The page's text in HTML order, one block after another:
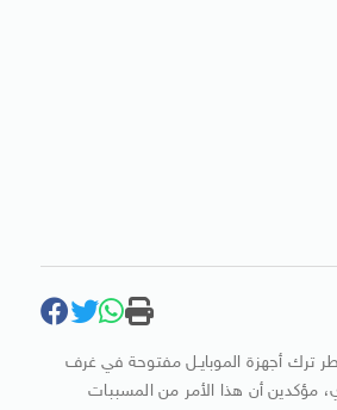
ترك أجهزة الموبايـل مفتوحة في غرف
مؤكدين أن هذا الأمر من المسببات